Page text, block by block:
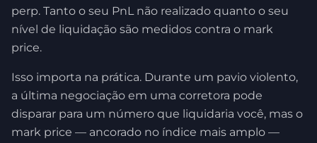
perp. Tanto o seu PnL não realizado quanto o seu
nível de liquidação são medidos contra o mark
price.
Isso importa na prática. Durante um pavio violento,
a última negociação em uma corretora pode
disparar para um número que liquidaria você, mas o
mark price — ancorado no índice mais amplo —